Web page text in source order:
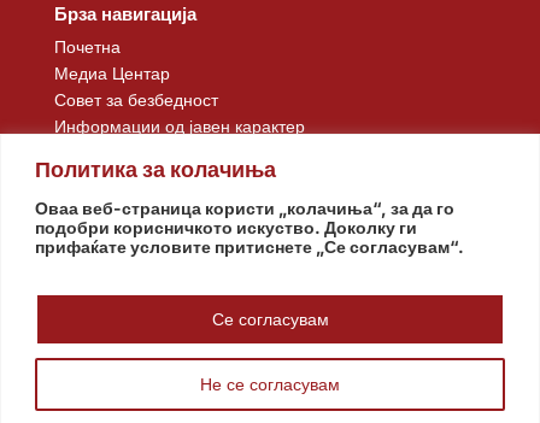
Политика за колачиња
Оваа веб-страница користи „колачиња“, за да го
подобри корисничкото искуство. Доколку ги
прифаќате условите притиснете „Се согласувам“.
Не се согласувам
Се согласувам
Брза навигација
Почетна
Медиа Центар
Совет за безбедност
Информации од јавен карактер
© www.pretsedatel.mk